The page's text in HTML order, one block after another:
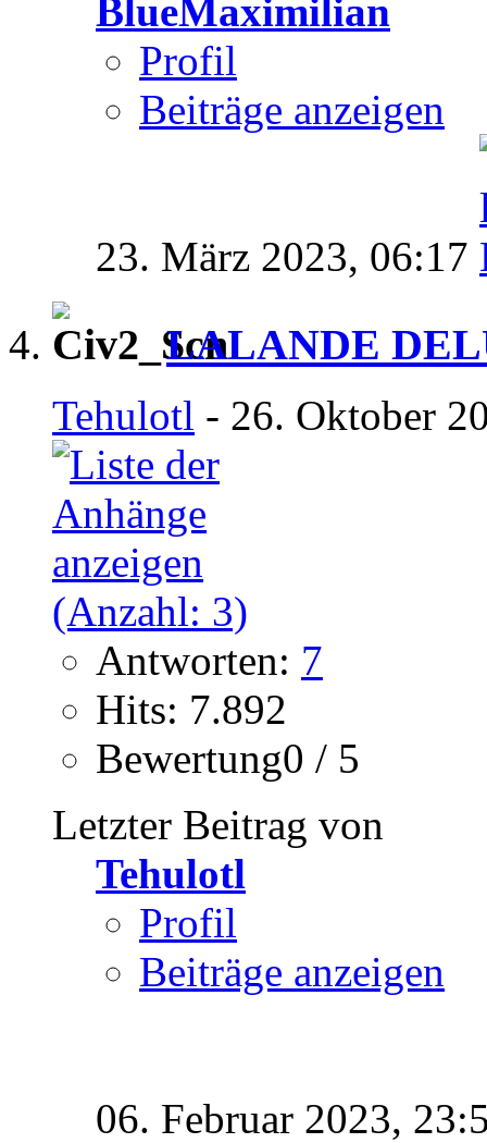
BlueMaximilian
Profil
Beiträge anzeigen
23. März 2023, 06:17
LALANDE
Tehulotl - 26. Oktober
Antworten: 7
Hits: 7.892
Bewertung0 / 5
Letzter Beitrag von
Tehulotl
Profil
Beiträge anzeigen
06. Februar 2023,